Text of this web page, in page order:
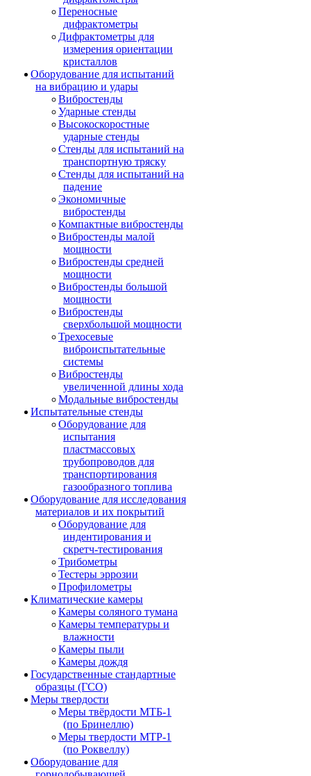
Переносные
дифрактометры
Дифрактометры для
измерения ориентации
кристаллов
Оборудование для испытаний
на вибрацию и удары
Вибростенды
Ударные стенды
Высокоскоростные
ударные стенды
Стенды для испытаний на
транспортную тряску
Стенды для испытаний на
падение
Экономичные
вибростенды
Компактные вибростенды
Вибростенды малой
мощности
Вибростенды средней
мощности
Вибростенды большой
мощности
Вибростенды
сверхбольшой мощности
Трехосевые
виброиспытательные
системы
Вибростенды
увеличенной длины хода
Модальные вибростенды
Испытательные стенды
Оборудование для
испытания
пластмассовых
трубопроводов для
транспортирования
газообразного топлива
Оборудование для исследования
материалов и их покрытий
Оборудование для
индентирования и
скретч-тестирования
Трибометры
Тестеры эррозии
Профилометры
Климатические камеры
Камеры соляного тумана
Камеры температуры и
влажности
Камеры пыли
Камеры дождя
Государственные стандартные
образцы (ГСО)
Меры твердости
Меры твёрдости МТБ-1
(по Бринеллю)
Меры твердости МТР-1
(по Роквеллу)
Оборудование для